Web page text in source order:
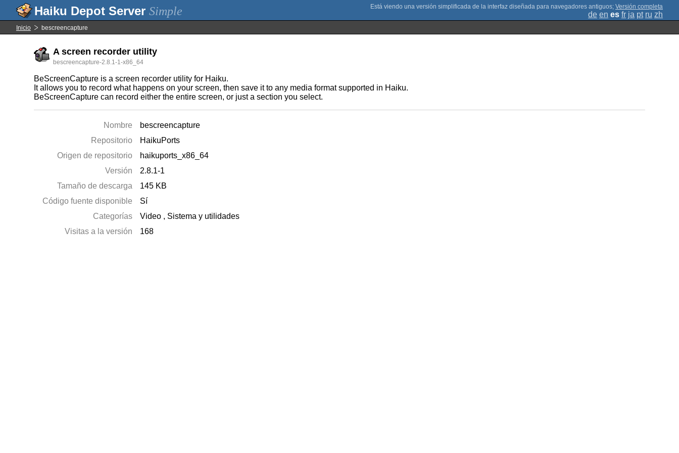
Simple ; Versión completa
de en es fr ja pt ru zh
Inicio bescreencapture
A screen recorder utility
bescreencapture-2.8.1-1-x86_64
BeScreenCapture is a screen recorder utility for Haiku.
It allows you to record what happens on your screen, then save it to any media format supported in Haiku.
BeScreenCapture can record either the entire screen, or just a section you select.
Nombre
bescreencapture
Repositorio
HaikuPorts
Origen de repositorio
haikuports_x86_64
Versión
2.8.1-1
Tamaño de descarga
145 KB
Código fuente disponible
Sí
Categorías
Video , Sistema y utilidades
Visitas a la versión
168